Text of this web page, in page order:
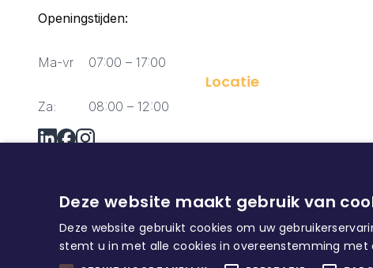
Openingstijden:
Ma-vr 07:00 – 17:00
Za: 08:00 – 12:00
Locatie
Deze website maakt gebruik van
Deze website gebruikt cookies om uw
stemt u in met alle cookies in overeenstemming met